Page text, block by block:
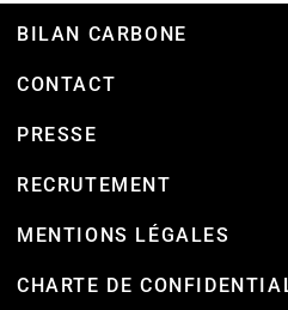
BILAN CARBONE
CONTACT
PRESSE
RECRUTEMENT
MENTIONS LÉGALES
CHARTE DE